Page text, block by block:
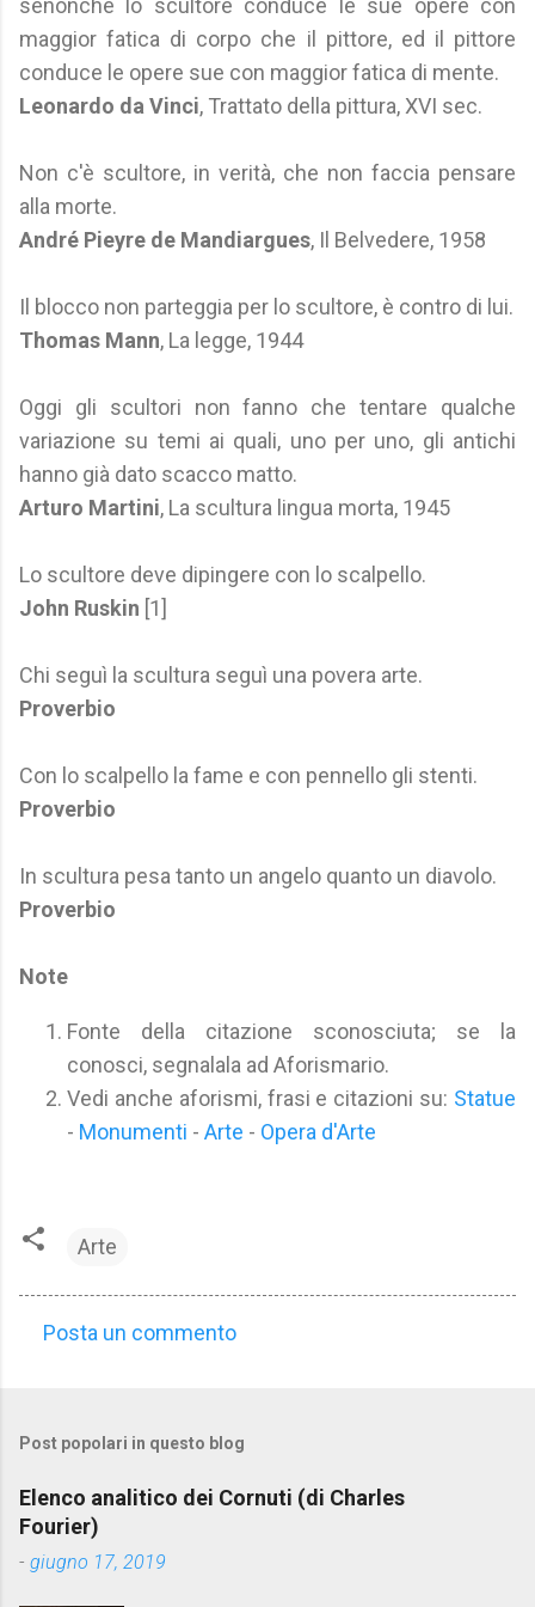
senonché lo scultore conduce le sue opere con
maggior fatica di corpo che il pittore, ed il pittore
conduce le opere sue con maggior fatica di mente.
Leonardo da Vinci, Trattato della pittura, XVI sec.
Non c'è scultore, in verità, che non faccia pensare
alla morte.
André Pieyre de Mandiargues, Il Belvedere, 1958
Il blocco non parteggia per lo scultore, è contro di lui.
Thomas Mann, La legge, 1944
Oggi gli scultori non fanno che tentare qualche
variazione su temi ai quali, uno per uno, gli antichi
hanno già dato scacco matto.
Arturo Martini, La scultura lingua morta, 1945
Lo scultore deve dipingere con lo scalpello.
John Ruskin [1]
Chi seguì la scultura seguì una povera arte.
Proverbio
Con lo scalpello la fame e con pennello gli stenti.
Proverbio
In scultura pesa tanto un angelo quanto un diavolo.
Proverbio
Note
Fonte della citazione sconosciuta; se la
conosci, segnalala ad Aforismario.
Vedi anche aforismi, frasi e citazioni su: Statue
- Monumenti - Arte - Opera d'Arte
Arte
m
e
n
t
Posta un commento
Post popolari in questo blog
Elenco analitico dei Cornuti (di Charles
Fourier)
- giugno 17, 2019